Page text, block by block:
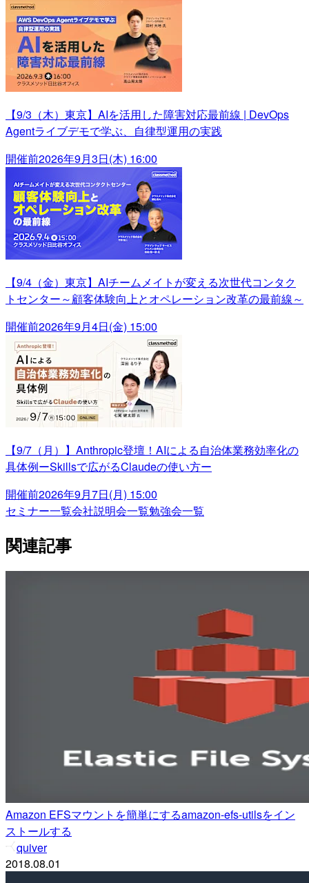
【9/3（木）東京】AIを活用した障害対応最前線 | DevOps
Agentライブデモで学ぶ、自律型運用の実践
開催前2026年9月3日(木) 16:00
【9/4（金）東京】AIチームメイトが変える次世代コンタク
トセンター～顧客体験向上とオペレーション改革の最前線～
開催前2026年9月4日(金) 15:00
【9/7（月）】Anthropic登壇！AIによる自治体業務効率化の
具体例ーSkillsで広がるClaudeの使い方ー
開催前2026年9月7日(月) 15:00
セミナー一覧会社説明会一覧勉強会一覧
関連記事
Amazon EFSマウントを簡単にするamazon-efs-utilsをイン
ストールする
quiver
2018.08.01